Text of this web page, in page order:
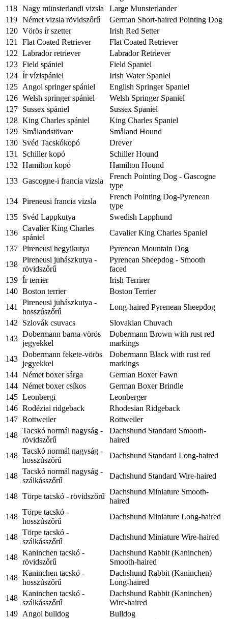
118 Nagy münsterlandi vizsla
Large Munsterlander
119 Német vizsla rövidszőrű
German Short-haired Pointing Dog
120 Vörös ír szetter
Irish Red Setter
121
Flat Coated Retriever
Flat Coated Retriever
122 Labrador retriever
Labrador Retriever
123 Field spániel
Field Spaniel
124 Ír vízispániel
Irish Water Spaniel
125 Angol springer spániel
English Springer Spaniel
126 Welsh springer spániel
Welsh Springer Spaniel
127 Sussex spániel
Sussex Spaniel
128 King Charles spániel
King Charles Spaniel
129 Smålandstövare
Småland Hound
130 Svéd Tacskókopó
Drever
131
Schiller kopó
Schiller Hound
132 Hamilton kopó
Hamilton Hound
133 Gascogne-i francia vizsla
French Pointing Dog - Gascogne
type
134 Pireneusi francia vizsla
French Pointing Dog-Pyrenean
type
135 Svéd Lappkutya
Swedish Lapphund
136
Cavalier King Charles
spániel
Cavalier King Charles Spaniel
137 Pireneusi hegyikutya
Pyrenean Mountain Dog
138
Pireneusi juhászkutya -
rövidszőrű
Pyrenean Sheepdog - Smooth
faced
139 Ír terrier
Irish Terrirer
140 Boston terrier
Boston Terrier
141
Pireneusi juhászkutya -
hosszúszőrű
Long-haired Pyrenean Sheepdog
142
Szlovák csuvacs
Slovakian Chuvach
143
Dobermann barna-vörös
jegyekkel
Dobermann Brown with rust red
markings
143
Dobermann fekete-vörös
jegyekkel
Dobermann Black with rust red
markings
144 Német boxer sárga
German Boxer Fawn
144 Német boxer csíkos
German Boxer Brindle
145 Leonbergi
Leonberger
146 Rodéziai ridgeback
Rhodesian Ridgeback
147 Rottweiler
Rottweiler
148
Tacskó normál nagyság -
rövidszőrű
Dachshund Standard Smooth-
haired
148
Tacskó normál nagyság -
hosszúszőrű
Dachshund Standard Long-haired
148
Tacskó normál nagyság -
szálkásszőrű
Dachshund Standard Wire-haired
148 Törpe tacskó - rövidszőrű
Dachshund Miniature Smooth-
haired
148
Törpe tacskó -
hosszúszőrű
Dachshund Miniature Long-haired
148
Törpe tacskó -
szálkásszőrű
Dachshund Miniature Wire-haired
148
Kaninchen tacskó -
rövidszőrű
Dachshund Rabbit (Kaninchen)
Smooth-haired
148
Kaninchen tacskó -
hosszúszőrű
Dachshund Rabbit (Kaninchen)
Long-haired
148
Kaninchen tacskó -
szálkásszőrű
Dachshund Rabbit (Kaninchen)
Wire-haired
149 Angol bulldog
Bulldog